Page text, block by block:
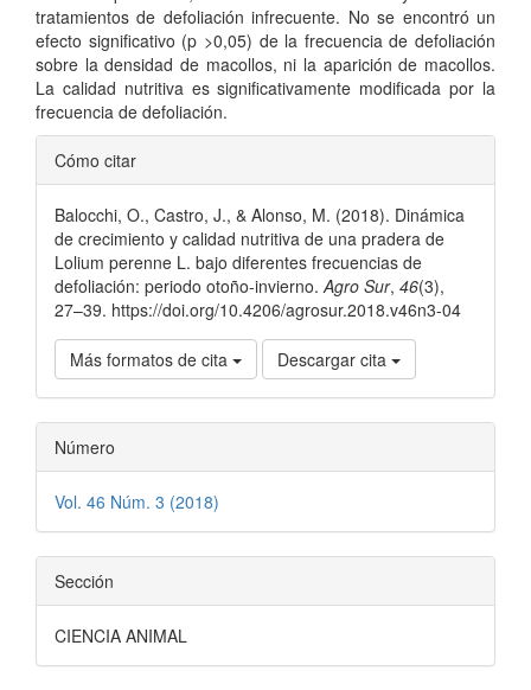
tratamientos de defoliación infrecuente. No se encontró un
efecto significativo (p >0,05) de la frecuencia de defoliación
sobre la densidad de macollos, ni la aparición de macollos.
La calidad nutritiva es significativamente modificada por la
frecuencia de defoliación.
Detalles
del
artículo
Cómo citar
Balocchi, O., Castro, J., & Alonso, M. (2018). Dinámica
de crecimiento y calidad nutritiva de una pradera de
Lolium perenne L. bajo diferentes frecuencias de
defoliación: periodo otoño-invierno. Agro Sur, 46(3),
27–39. https://doi.org/10.4206/agrosur.2018.v46n3-04
Más formatos de cita Descargar cita
Número
Vol. 46 Núm. 3 (2018)
Sección
CIENCIA ANIMAL